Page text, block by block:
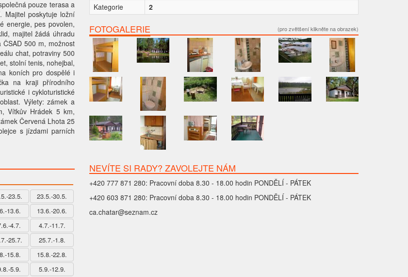
pouze terasa a
Majitel poskytuje ložní
energie, pes povolen,
majitel žádá úhradu
500 m, možnost
chat, potraviny 500
stolní tenis, nohejbal,
koních pro dospělé i
na kraji přírodního
i cykloturistické
Výlety: zámek a
Vítkův Hrádek 5 km,
Červená Lhota 25
s jízdami parních
23.5.
23.5.-30.5.
13.6.
13.6.-20.6.
4.7.
4.7.-11.7.
25.7.
25.7.-1.8.
15.8.
15.8.-22.8.
5.9.
5.9.-12.9.
Kategorie
2
FOTOGALERIE (pro zvětšení klikněte na obrazek)
NEVÍTE SI RADY? ZAVOLEJTE NÁM
+420 777 871 280: Pracovní doba 8.30 - 18.00 hodin PONDĚLÍ - PÁTEK
+420 603 871 280: Pracovní doba 8.30 - 18.00 hodin PONDĚLÍ - PÁTEK
ca.chatar@seznam.cz